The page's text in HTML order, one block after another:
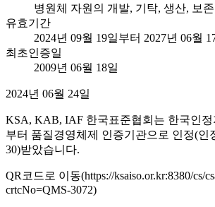
병원체 자원의 개발, 기탁, 생산, 보
유효기간
2024년 09월 19일부터 2027년 06월
최초인증일
2009년 06월 18일
2024년 06월 24일
KSA, KAB, IAF 한국표준협회는 한국인
부터 품질경영체제 인증기관으로 인정(인
30)받았습니다.
QR코드로 이동(https://ksaiso.or.kr:8380/cs/
crtcNo=QMS-3072)